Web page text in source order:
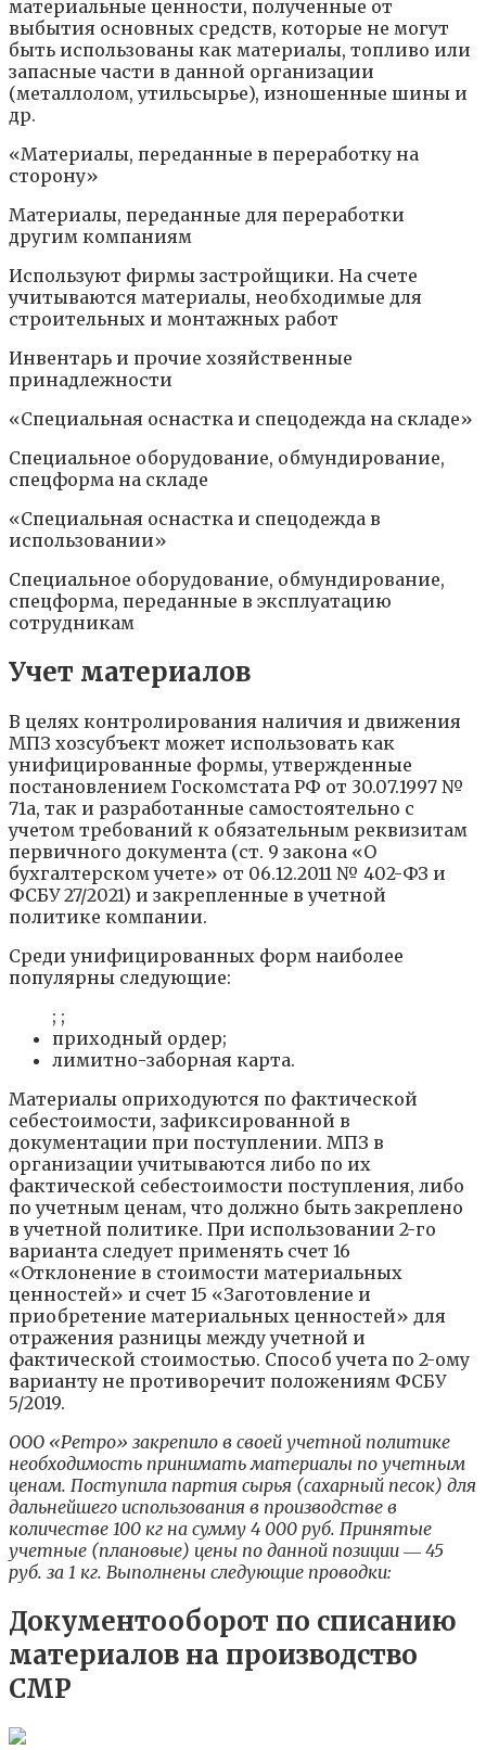
материальные ценности, полученные от
выбытия основных средств, которые не могут
быть использованы как материалы, топливо или
запасные части в данной организации
(металлолом, утильсырье), изношенные шины и
др.
«Материалы, переданные в переработку на
сторону»
Материалы, переданные для переработки
другим компаниям
Используют фирмы застройщики. На счете
учитываются материалы, необходимые для
строительных и монтажных работ
Инвентарь и прочие хозяйственные
принадлежности
«Специальная оснастка и спецодежда на складе»
Специальное оборудование, обмундирование,
спецформа на складе
«Специальная оснастка и спецодежда в
использовании»
Специальное оборудование, обмундирование,
спецформа, переданные в эксплуатацию
сотрудникам
Учет материалов
В целях контролирования наличия и движения
МПЗ хозсубъект может использовать как
унифицированные формы, утвержденные
постановлением Госкомстата РФ от 30.07.1997 №
71а, так и разработанные самостоятельно с
учетом требований к обязательным реквизитам
первичного документа (ст. 9 закона «О
бухгалтерском учете» от 06.12.2011 № 402-ФЗ и
ФСБУ 27/2021) и закрепленные в учетной
политике компании.
Среди унифицированных форм наиболее
популярны следующие:
; ;
приходный ордер;
лимитно-заборная карта.
Материалы оприходуются по фактической
себестоимости, зафиксированной в
документации при поступлении. МПЗ в
организации учитываются либо по их
фактической себестоимости поступления, либо
по учетным ценам, что должно быть закреплено
в учетной политике. При использовании 2-го
варианта следует применять счет 16
«Отклонение в стоимости материальных
ценностей» и счет 15 «Заготовление и
приобретение материальных ценностей» для
отражения разницы между учетной и
фактической стоимостью. Способ учета по 2-ому
варианту не противоречит положениям ФСБУ
5/2019.
ООО «Ретро» закрепило в своей учетной политике
необходимость принимать материалы по учетным
ценам. Поступила партия сырья (сахарный песок) для
дальнейшего использования в производстве в
количестве 100 кг на сумму 4 000 руб. Принятые
учетные (плановые) цены по данной позиции ― 45
руб. за 1 кг. Выполнены следующие проводки:
Документооборот по списанию
материалов на производство
СМР